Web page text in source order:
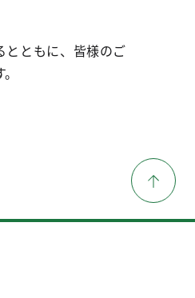
とともに、皆様のご